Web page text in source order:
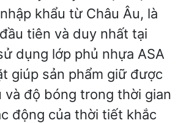
khẩu từ Châu Âu, là
tiên và duy nhất tại
dụng lớp phủ nhựa ASA
giúp sản phẩm giữ được
và độ bóng trong thời gian
động của thời tiết khắc